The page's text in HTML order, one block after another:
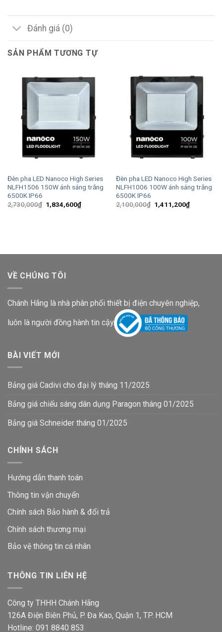
Đánh giá (0)
SẢN PHẨM TƯƠNG TỰ
Đèn pha LED Nanoco High Series
NLFH1506 150W ánh sáng trắng
6500K IP66
2,730,000₫ Giá
gốc
1,834,600₫Giá
hiện
Đèn pha LED Nanoco High Series
NLFH1006 100W ánh sáng trắng
6500K IP66
2,100,000₫ Giá
gốc
1,411,200₫Giá
hiện
VỀ CHÚNG TÔI
Chánh Hãng là nhà phân phối thiết bị điện chuyên nghiệp,
luôn là người đồng hành tin cậy
BÀI VIẾT MỚI
Bảng giá Cadivi cho đại lý tháng 11/2025
Bảng giá chiếu sáng dân dụng Paragon tháng 01/2025
Bảng giá Schneider tháng 01/2025
CHÍNH SÁCH
Hướng dẫn thanh toán
Thông tin vận chuyển
Chính sách Bảo hành & đổi trả
Chính sách thương mại
Bảo vệ thông tin cá nhân
THÔNG TIN LIÊN HỆ
Công ty THHH Chánh Hãng
126A Điện Biên Phủ, P. Đa Kao, Quận 1, TP. HCM
Hotline: 091 8840 853